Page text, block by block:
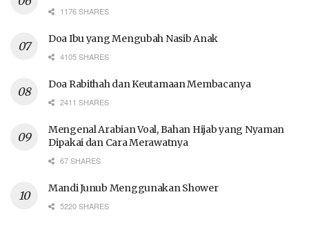
1176 SHARES
Doa Ibu yang Mengubah Nasib Anak
4105 SHARES
Doa Rabithah dan Keutamaan Membacanya
2411 SHARES
Mengenal Arabian Voal, Bahan Hijab yang Nyaman
Dipakai dan Cara Merawatnya
67 SHARES
Mandi Junub Menggunakan Shower
5220 SHARES